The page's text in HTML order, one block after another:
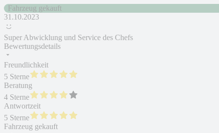
Fahrzeug gekauft
31.10.2023
Super Abwicklung und Service des Chefs
Bewertungsdetails
Freundlichkeit
5 Sterne
Beratung
4 Sterne
Antwortzeit
5 Sterne
Fahrzeug gekauft